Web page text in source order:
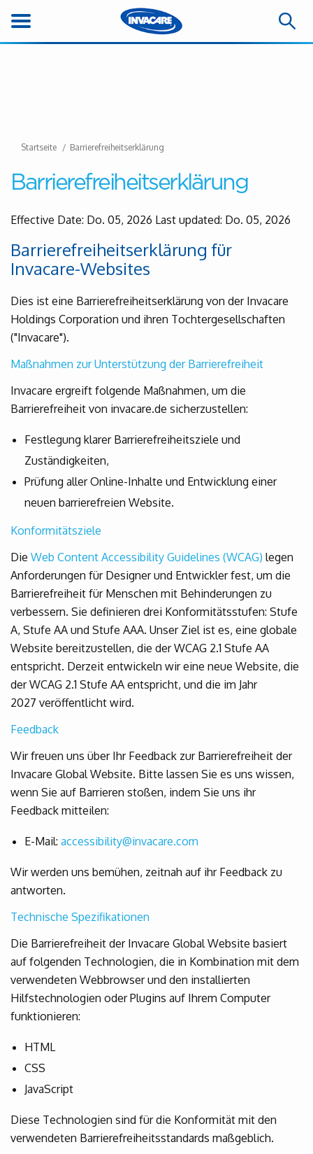
Startseite Barrierefreiheitserklärung
Barrierefreiheitserklärung
Effective Date: Do. 05, 2026 Last updated: Do. 05, 2026
Barrierefreiheitserklärung für
Invacare-Websites
Dies ist eine Barrierefreiheitserklärung von der Invacare
Holdings Corporation und ihren Tochtergesellschaften
("Invacare").
Maßnahmen zur Unterstützung der Barrierefreiheit
Invacare ergreift folgende Maßnahmen, um die
Barrierefreiheit von invacare.de sicherzustellen:
Festlegung klarer Barrierefreiheitsziele und
Zuständigkeiten,
Prüfung aller Online-Inhalte und Entwicklung einer
neuen barrierefreien Website.
Konformitätsziele
Die Web Content Accessibility Guidelines (WCAG) legen
Anforderungen für Designer und Entwickler fest, um die
Barrierefreiheit für Menschen mit Behinderungen zu
verbessern. Sie definieren drei Konformitätsstufen: Stufe
A, Stufe AA und Stufe AAA. Unser Ziel ist es, eine globale
Website bereitzustellen, die der WCAG 2.1 Stufe AA
entspricht. Derzeit entwickeln wir eine neue Website, die
der WCAG 2.1 Stufe AA entspricht, und die im Jahr
2027 veröffentlicht wird.
Feedback
Wir freuen uns über Ihr Feedback zur Barrierefreiheit der
Invacare Global Website. Bitte lassen Sie es uns wissen,
wenn Sie auf Barrieren stoßen, indem Sie uns ihr
Feedback mitteilen:
E-Mail: accessibility@invacare.com
Wir werden uns bemühen, zeitnah auf ihr Feedback zu
antworten.
Technische Spezifikationen
Die Barrierefreiheit der Invacare Global Website basiert
auf folgenden Technologien, die in Kombination mit dem
verwendeten Webbrowser und den installierten
Hilfstechnologien oder Plugins auf Ihrem Computer
funktionieren:
HTML
CSS
JavaScript
Diese Technologien sind für die Konformität mit den
verwendeten Barrierefreiheitsstandards maßgeblich.